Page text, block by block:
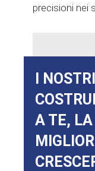
precisioni nei
I
A TE,